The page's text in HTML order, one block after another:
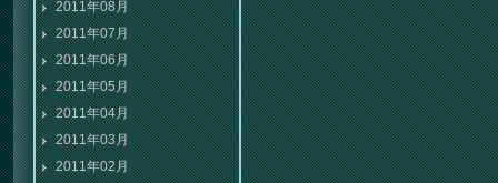
2011年08月
2011年07月
2011年06月
2011年05月
2011年04月
2011年03月
2011年02月